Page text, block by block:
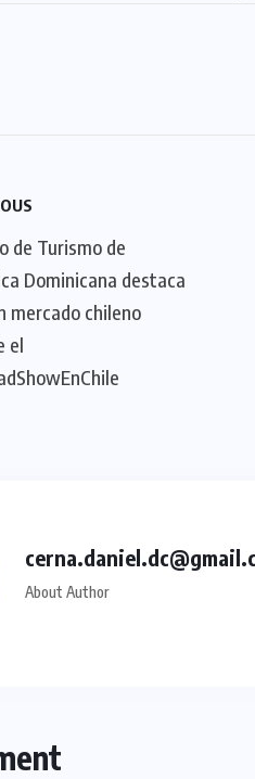
de Turismo de
Dominicana destaca
mercado chileno
el
About Author